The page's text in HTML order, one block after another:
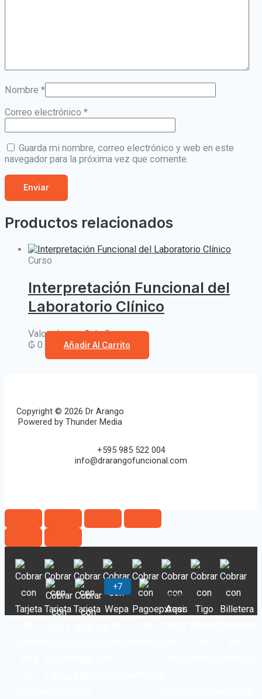
Nombre *
Correo electrónico *
Guarda mi nombre, correo electrónico y web en este
navegador para la próxima vez que comente.
Productos relacionados
Curso
Interpretación Funcional del
Laboratorio Clínico
Valorado con0de 5
₲ 0 Añadir Al Carrito
Copyright © 2026 Dr Arango
Powered by Thunder Media
+595 985 522 004
info@drarangofuncional.com